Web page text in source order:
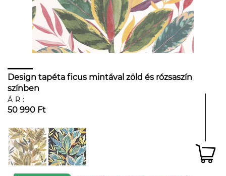
Design tapéta ficus mintával zöld és rózsaszín
színben
ÁR:
50 990 Ft